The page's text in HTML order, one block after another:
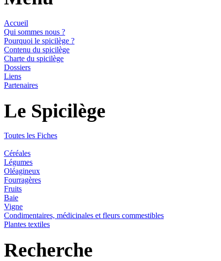
Accueil
Qui sommes nous ?
Pourquoi le spicilège ?
Contenu du spicilège
Charte du spicilège
Dossiers
Liens
Partenaires
Le Spicilège
Toutes les Fiches
Céréales
Légumes
Oléagineux
Fourragères
Fruits
Baie
Vigne
Condimentaires, médicinales et fleurs commestibles
Plantes textiles
Recherche